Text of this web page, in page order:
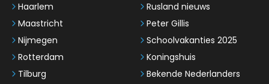
Haarlem
Maastricht
Nijmegen
Rotterdam
Tilburg
Rusland nieuws
Peter Gillis
Schoolvakanties 2025
Koningshuis
Bekende Nederlanders